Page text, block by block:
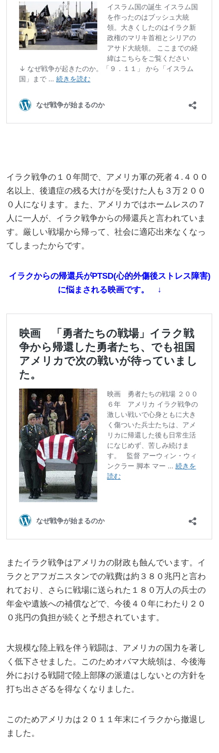
イラク戦争の１０年間で、アメリカ軍の死者４.４００
名以上、後遺症の残る大けがを受けた人も３万２００
０人になります。また、アメリカではホームレスの７
人に一人が、イラク戦争からの帰還兵と言われていま
す。厳しい戦場から帰って、社会に適応出来なくなっ
てしまったからです。
イラクからの帰還兵がPTSD(心的外傷後ストレス障害)
に悩まされる映画です。 ↓
またイラク戦争はアメリカの財政も蝕んでいます。イ
ラクとアフガニスタンでの戦費は約３８０兆円と言わ
れており、さらに戦場に送られた１８０万人の兵士の
年金や遺族への補償などで、今後４０年にわたり２０
０兆円の負担が続くと予想されています。
大規模な陸上戦を伴う戦闘は、アメリカの国力を著し
く低下させました。このためオバマ大統領は、今後海
外における戦闘で陸上部隊の派遣はしないとの方針を
打ち出さざるを得なくなりました。
このためアメリカは２０１１年末にイラクから撤退し
ました。